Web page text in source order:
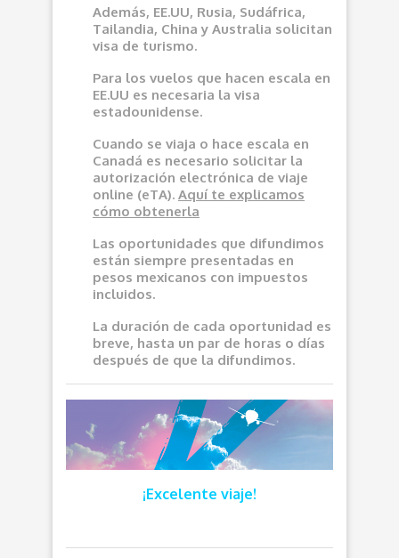
Además, EE.UU, Rusia, Sudáfrica,
Tailandia, China y Australia solicitan
visa de turismo.
Para los vuelos que hacen escala en
EE.UU es necesaria la visa
estadounidense.
Cuando se viaja o hace escala en
Canadá es necesario solicitar la
autorización electrónica de viaje
online (eTA). Aquí te explicamos
cómo obtenerla
Las oportunidades que difundimos
están siempre presentadas en
pesos mexicanos con impuestos
incluidos.
La duración de cada oportunidad es
breve, hasta un par de horas o días
después de que la difundimos.
¡Excelente viaje!